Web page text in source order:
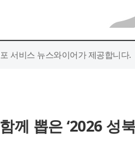
서비스 뉴스와이어가 제공합니다.
께 뽑은 ‘2026 성